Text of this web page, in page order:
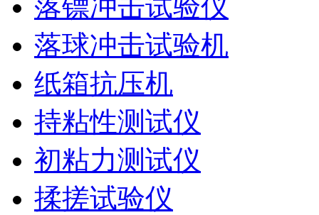
落镖冲击试验仪
落球冲击试验机
纸箱抗压机
持粘性测试仪
初粘力测试仪
揉搓试验仪